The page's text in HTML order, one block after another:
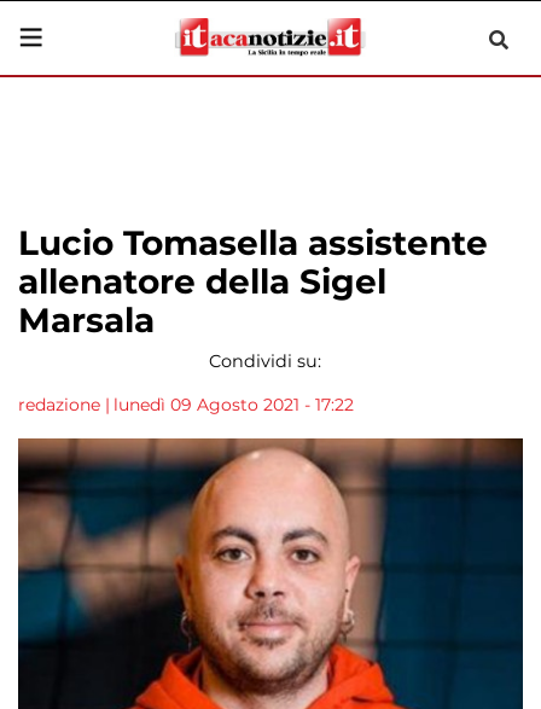
Lucio Tomasella assistente
allenatore della Sigel
Marsala
Condividi su:
redazione | lunedì 09 Agosto 2021 - 17:22